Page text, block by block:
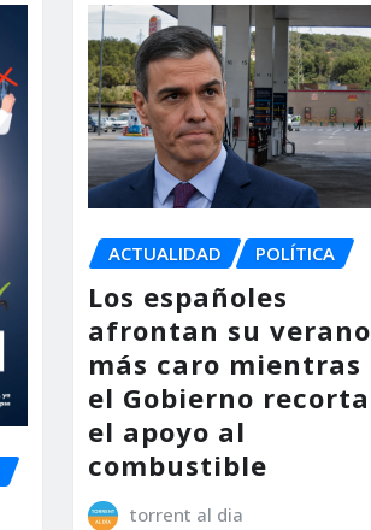
ACTUALIDAD POLÍTICA
Los españoles
afrontan su verano
más caro mientras
el Gobierno recorta
el apoyo al
combustible
torrent al dia